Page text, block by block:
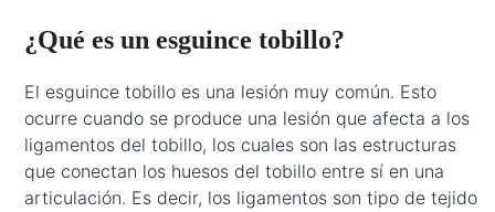
¿Qué es un esguince tobillo?
El esguince tobillo es una lesión muy común. Esto
ocurre cuando se produce una lesión que afecta a los
ligamentos del tobillo, los cuales son las estructuras
que conectan los huesos del tobillo entre sí en una
articulación. Es decir, los ligamentos son tipo de tejido